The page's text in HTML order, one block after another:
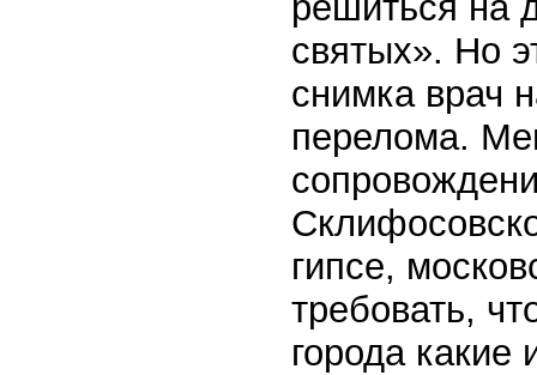
святых». Но
снимка врач
перелома.
гипсе,
требовать,
города какие